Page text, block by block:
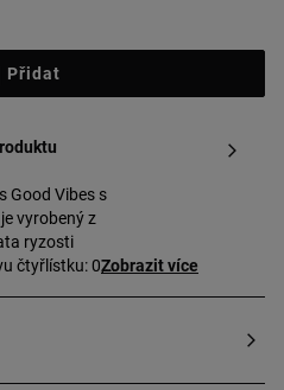
Přidat
Good Vibes s
vyrobený z
ryzosti
čtyřlístku: 0,6Zobrazit více